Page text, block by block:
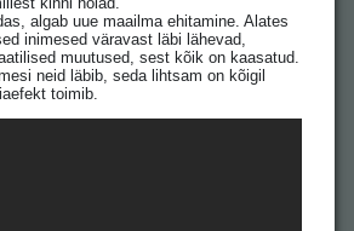
algab uue maailma ehitamine. Alates
inimesed väravast läbi lähevad,
muutused, sest kõik on kaasatud.
neid läbib, seda lihtsam on kõigil
toimib.